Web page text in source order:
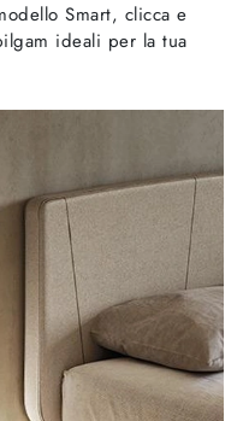
Smart, clicca e
ideali per la tua